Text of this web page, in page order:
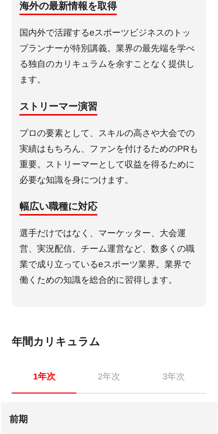
海外の最新情報を取得
国内外で活躍するeスポーツビジネスのトッ
プランナーが特別講義。業界の最先端を学べ
る独自のカリキュラムを余すことなく提供し
ます。
ストリーマー演習
プロの要素として、スキルの高さや大会での
実績はもちろん、ファンを付けるためのPRも
重要。ストリーマーとして収益を得るために
必要な知識を身につけます。
幅広い職種に対応
選手だけではなく、マーケッター、大会運
営、実況配信、チーム運営など、数多くの職
業で成り立っているeスポーツ業界。業界で
働くための知識を総合的に習得します。
年間カリキュラム
1年次 2年次 3年次
前期